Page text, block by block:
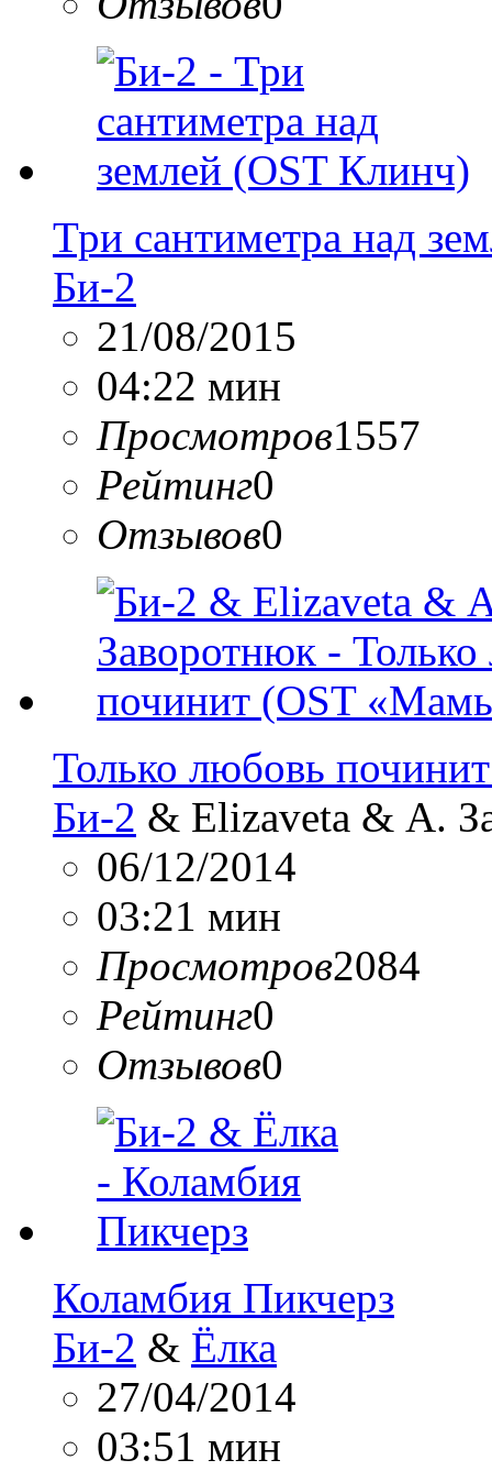
Три сантиметра над
Би-2
21/08/2015
04:22 мин
Просмотров1557
Рейтинг0
Отзывов0
Только любовь
Би-2 & Elizaveta & А.
06/12/2014
03:21 мин
Просмотров2084
Рейтинг0
Отзывов0
Коламбия Пикчерз
Би-2 & Ёлка
27/04/2014
03:51 мин